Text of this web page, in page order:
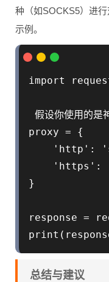
种（如SOCKS5）进
示例。
import
假设你使用的是
proxy = {
'http':
'https':
}
response =
总结与建议